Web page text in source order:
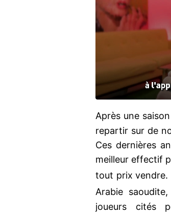
Après une
repartir sur de
Ces dernières
meilleur effectif
tout prix vendre.
Arabie saoudite,
joueurs cités